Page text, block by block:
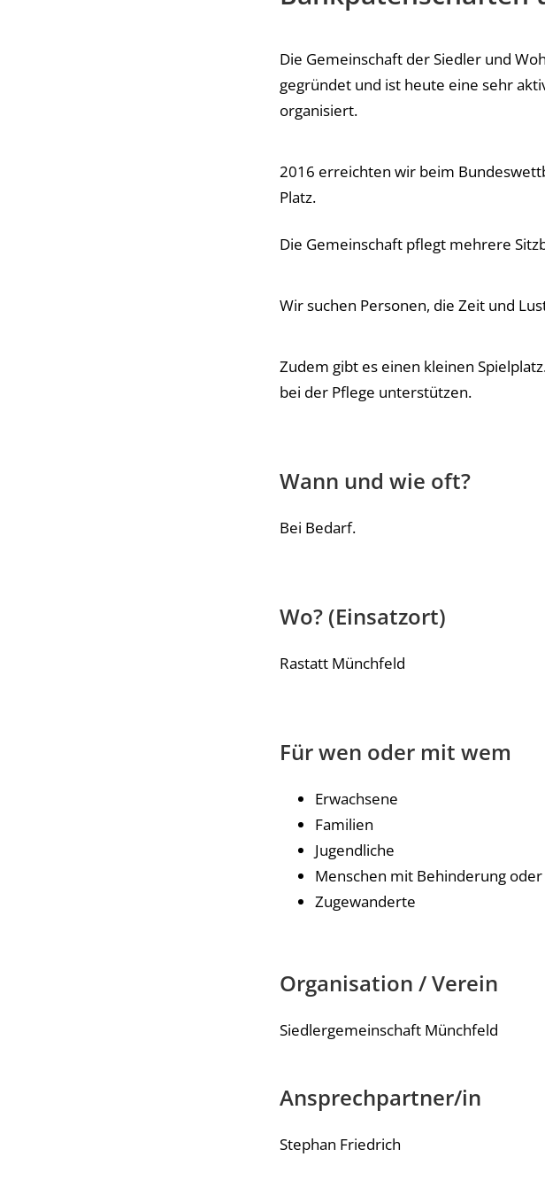
Die Gemeinschaft der Siedler und
gegründet und ist heute eine sehr
organisiert.
2016 erreichten wir beim
Platz.
Die Gemeinschaft pflegt mehrere
Wir suchen Personen, die Zeit und
Zudem gibt es einen kleinen
bei der Pflege unterstützen.
Wann und wie oft?
Bei Bedarf.
Wo? (Einsatzort)
Rastatt Münchfeld
Für wen oder mit wem
Erwachsene
Familien
Jugendliche
Menschen mit Behinderung
Zugewanderte
Organisation / Verein
Siedlergemeinschaft Münchfeld
Ansprechpartner/in
Stephan Friedrich